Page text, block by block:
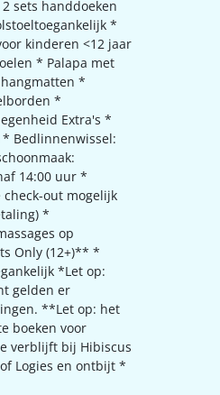
sets handdoeken
*
kinderen <12 jaar
* Palapa met
*
*
Extra's *
Bedlinnenwissel:
14:00 uur *
out mogelijk
*
op
Only (12+)** *
*Let op:
gelden er
**Let op: het
boeken voor
verblijft bij Hibiscus
Logies en ontbijt *